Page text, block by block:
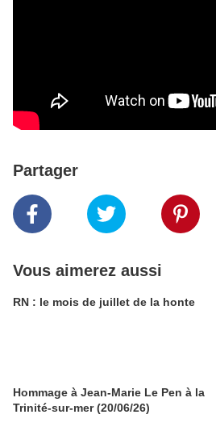
Partager
Vous aimerez aussi
RN : le mois de juillet de la honte
Hommage à Jean-Marie Le Pen à la
Trinité-sur-mer (20/06/26)